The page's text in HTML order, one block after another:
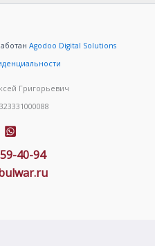
Agodoo Digital Solutions
Григорьевич
40-94